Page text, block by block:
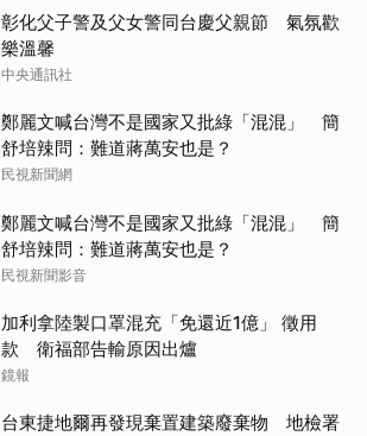
彰化父子警及父女警同台慶父親節 氣氛歡
樂溫馨
中央通訊社
鄭麗文喊台灣不是國家又批綠「混混」 簡
舒培辣問：難道蔣萬安也是？
民視新聞網
鄭麗文喊台灣不是國家又批綠「混混」 簡
舒培辣問：難道蔣萬安也是？
民視新聞影音
加利拿陸製口罩混充「免還近1億」 徵用
款 衛福部告輸原因出爐
鏡報
台東捷地爾再發現棄置建築廢棄物 地檢署